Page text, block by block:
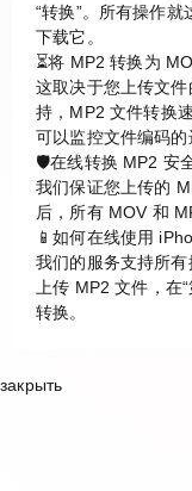
“转换”。所有操作
下载它。
⏳将 MP2 转换为
这取决于您上传文
持，MP2 文件转换
可以监控文件编码的
🛡️在线转换 MP2 安
我们保证您上传的
后，所有 MOV 和
📱如何在线使用
我们的服务支持所有
上传 MP2 文件，在
转换。
закрыть